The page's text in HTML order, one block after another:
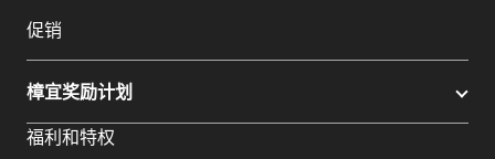
促销
樟宜奖励计划
福利和特权